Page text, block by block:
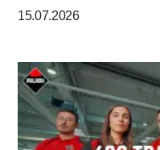
15.07.2026